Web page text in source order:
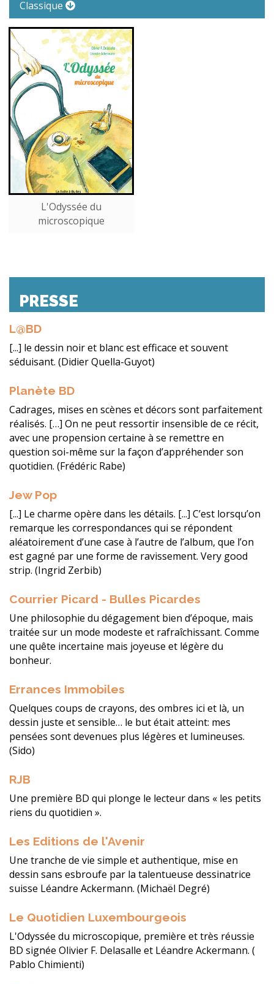
Classique
L'Odyssée du
microscopique
PRESSE
L@BD
[...] le dessin noir et blanc est efficace et souvent
séduisant. (Didier Quella-Guyot)
Planète BD
Cadrages, mises en scènes et décors sont parfaitement
réalisés. […] On ne peut ressortir insensible de ce récit,
avec une propension certaine à se remettre en
question soi-même sur la façon d’appréhender son
quotidien. (Frédéric Rabe)
Jew Pop
[...] Le charme opère dans les détails. [...] C’est lorsqu’on
remarque les correspondances qui se répondent
aléatoirement d’une case à l’autre de l’album, que l’on
est gagné par une forme de ravissement. Very good
strip. (Ingrid Zerbib)
Courrier Picard - Bulles Picardes
Une philosophie du dégagement bien d’époque, mais
traitée sur un mode modeste et rafraîchissant. Comme
une quête incertaine mais joyeuse et légère du
bonheur.
Errances Immobiles
Quelques coups de crayons, des ombres ici et là, un
dessin juste et sensible… le but était atteint: mes
pensées sont devenues plus légères et lumineuses.
(Sido)
RJB
Une première BD qui plonge le lecteur dans « les petits
riens du quotidien ».
Les Editions de l'Avenir
Une tranche de vie simple et authentique, mise en
dessin sans esbroufe par la talentueuse dessinatrice
suisse Léandre Ackermann. (Michaël Degré)
Le Quotidien Luxembourgeois
L'Odyssée du microscopique, première et très réussie
BD signée Olivier F. Delasalle et Léandre Ackermann. (
Pablo Chimienti)